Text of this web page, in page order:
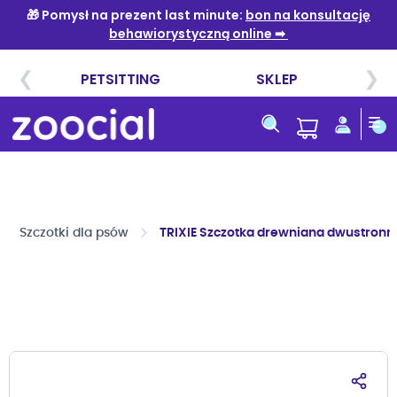
do
treści
Szczotki dla psów TRIXIE Szczotka drewniana
Przejdź